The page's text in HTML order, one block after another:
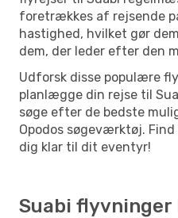
foretrækkes af rejsende
hastighed, hvilket gør
dem, der leder efter den
Udforsk disse populære
planlægge din rejse til
søge efter de bedste
Opodos søgeværktøj.
dig klar til dit eventyr!
Suabi flyvninger